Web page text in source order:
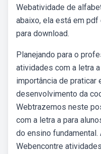
Webatividade de
abaixo, ela está em
para download.
Planejando para o
atividades com a letra
importância de praticar
desenvolvimento da
Webtrazemos neste
com a letra a para
do ensino
Webencontre